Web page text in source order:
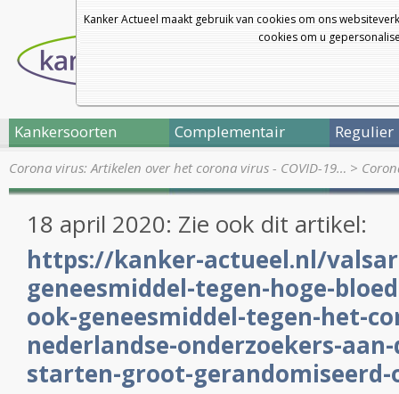
Kanker Actueel maakt gebruik van cookies om ons
cookies om u
Kankersoorten Complementair Regulier
Corona virus: Artikelen over het corona virus - COVID-19… >
18 april 2020: Zie ook dit artikel:
https://kanker-actueel.nl/
geneesmiddel-tegen-hoge-
ook-geneesmiddel-tegen-het-
nederlandse-onderzoekers-
starten-groot-